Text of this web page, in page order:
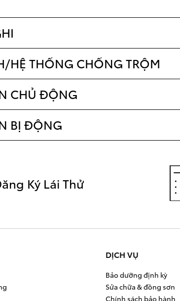
HỆ THỐNG CHỐNG TRỘM
CHỦ ĐỘNG
BỊ ĐỘNG
Ký Lái Thử
DỊCH VỤ
Bảo dưỡng định kỳ
Sửa chữa & đồng sơn
Chính sách bảo hành